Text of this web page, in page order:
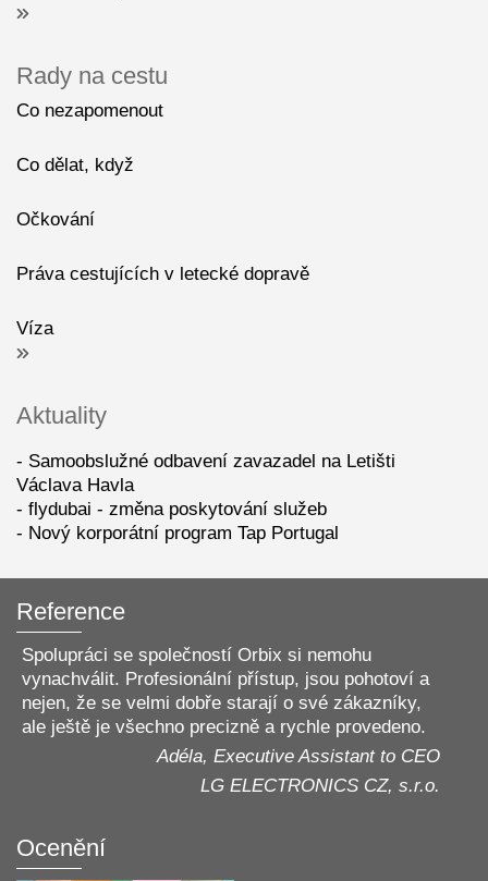
Rady na cestu
Co nezapomenout
Co dělat, když
Očkování
Práva cestujících v letecké dopravě
Víza
Aktuality
Samoobslužné odbavení zavazadel na Letišti
Václava Havla
flydubai - změna poskytování služeb
Nový korporátní program Tap Portugal
Reference
Spolupráci se společností Orbix si nemohu
vynachválit. Profesionální přístup, jsou pohotoví a
nejen, že se velmi dobře starají o své zákazníky,
ale ještě je všechno precizně a rychle provedeno.
Adéla, Executive Assistant to CEO
LG ELECTRONICS CZ, s.r.o.
Ocenění